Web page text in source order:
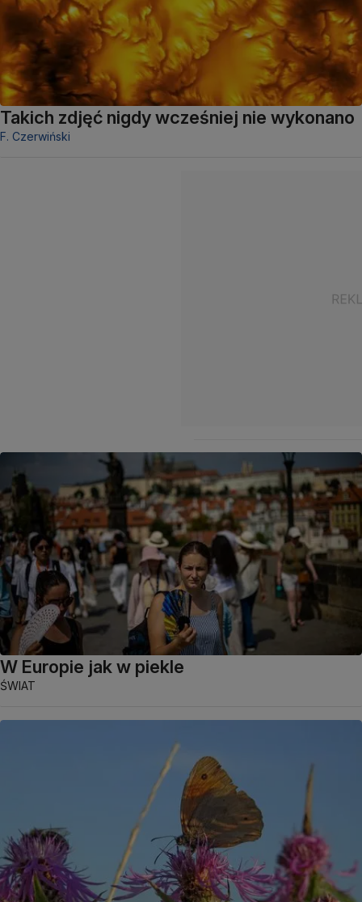
Takich zdjęć nigdy wcześniej nie wykonano
F. Czerwiński
W Europie jak w piekle
ŚWIAT